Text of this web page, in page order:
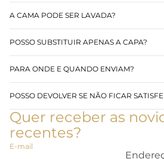
A CAMA PODE SER LAVADA?
POSSO SUBSTITUIR APENAS A CAPA?
PARA ONDE E QUANDO ENVIAM?
POSSO DEVOLVER SE NÃO FICAR
Quer receber as
recentes?
E-mail
Política de privacidade
Informações de contacto
Termos do serviço